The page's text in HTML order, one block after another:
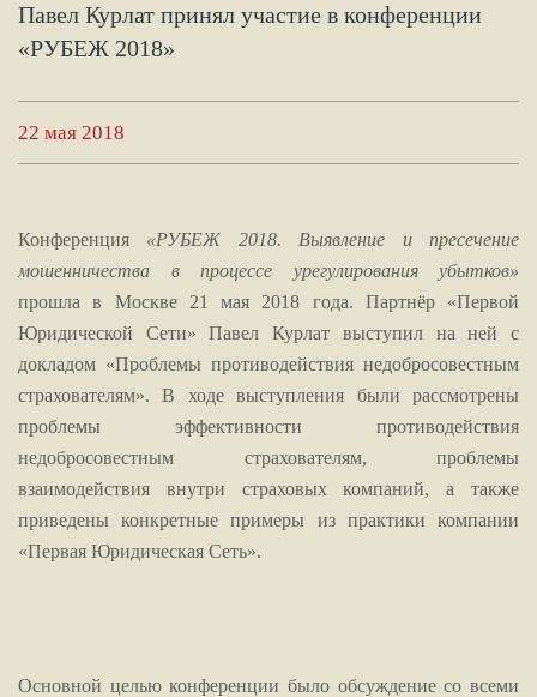
Павел Курлат принял участие в конференции
«РУБЕЖ 2018»
22 мая 2018
Конференция «РУБЕЖ 2018. Выявление и пресечение
мошенничества в процессе урегулирования убытков»
прошла в Москве 21 мая 2018 года. Партнёр «Первой
Юридической Сети» Павел Курлат выступил на ней с
докладом «Проблемы противодействия недобросовестным
страхователям». В ходе выступления были рассмотрены
проблемы эффективности противодействия
недобросовестным страхователям, проблемы
взаимодействия внутри страховых компаний, а также
приведены конкретные примеры из практики компании
«Первая Юридическая Сеть».
Основной целью конференции было обсуждение со всеми